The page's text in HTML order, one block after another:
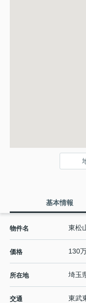
基本情報
物件名 東松
価格 130
所在地 埼玉
交通 東武